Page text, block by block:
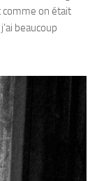
comme on était
beaucoup